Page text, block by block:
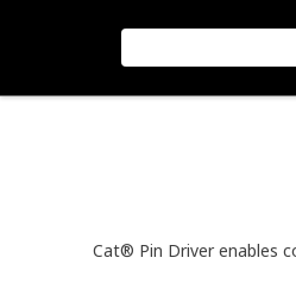
Cat® Pin Driver enables